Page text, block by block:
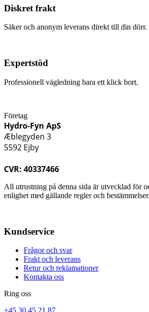
Diskret frakt
Säker och anonym leverans direkt till din dörr.
Expertstöd
Professionell vägledning bara ett klick bort.
Företag
Hydro-Fyn ApS
Æblegyden 3
5592 Ejby
CVR: 40337466
All utrustning på denna sida är utvecklad för
enlighet med gällande regler och bestämmelser.
Kundservice
Frågor och svar
Frakt och leverans
Retur och reklamationer
Kontakta oss
Ring oss